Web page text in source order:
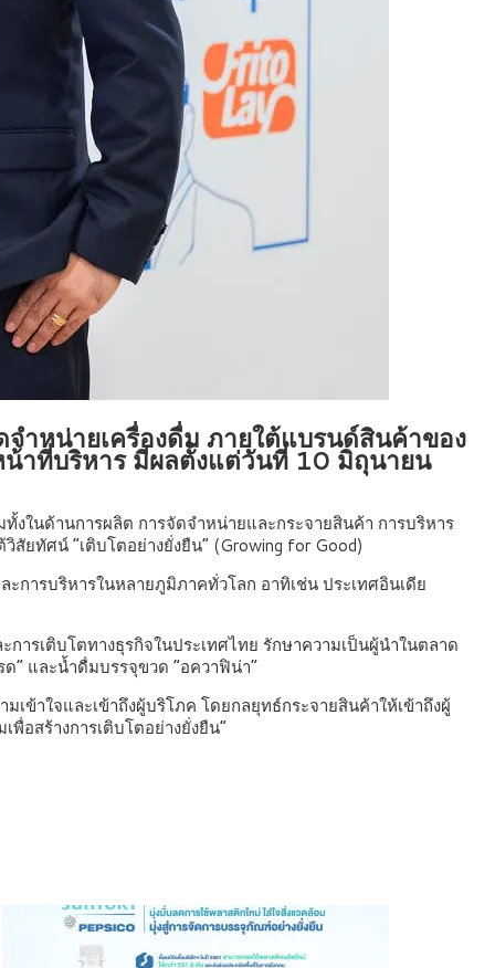
จำหน่ายเครื่องดื่ม ภายใต้แบรนด์สินค้าของ
น้าที่บริหาร มีผลตั้งแต่วันที่ 10 มิถุนายน
งในด้านการผลิต การจัดจำหน่ายและกระจายสินค้า การบริหาร
สัยทัศน์ “เติบโตอย่างยั่งยืน” (Growing for Good)
การบริหารในหลายภูมิภาคทั่วโลก อาทิเช่น ประเทศอินเดีย
ารเติบโตทางธุรกิจในประเทศไทย รักษาความเป็นผู้นำในตลาด
ด” และน้ำดื่มบรรจุขวด “อควาฟิน่า”
ข้าใจและเข้าถึงผู้บริโภค โดยกลยุทธ์กระจายสินค้าให้เข้าถึงผู้
อสร้างการเติบโตอย่างยั่งยืน”